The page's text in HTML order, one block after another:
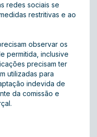
redes sociais se
restritivas e ao
observar os
permitida, inclusive
precisam ter
utilizadas para
indevida de
da comissão e